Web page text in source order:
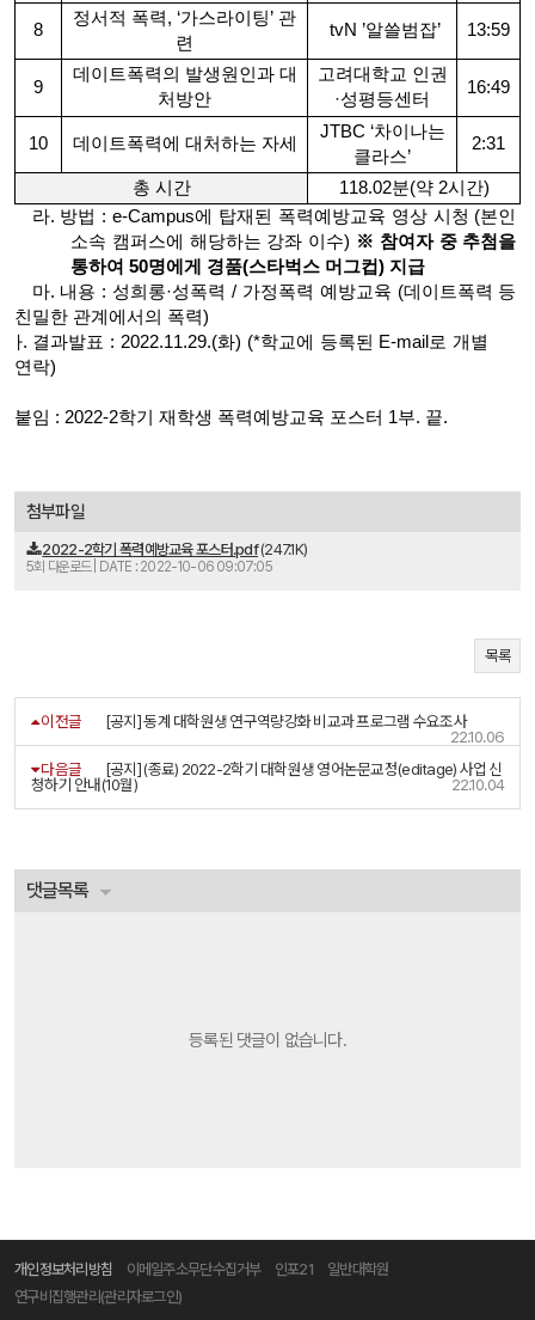
8
정서적 폭력, ‘가스라이팅’ 관
련
tvN ’알쓸범잡’ 13:59
9
데이트폭력의 발생원인과 대
처방안
고려대학교 인권
·성평등센터
16:49
10 데이트폭력에 대처하는 자세
JTBC ‘차이나는
클라스’
2:31
총 시간
118.02분(약 2시간)
라. 방법 : e-Campus에 탑재된 폭력예방교육 영상 시청 (본인
소속 캠퍼스에 해당하는 강좌 이수) ※ 참여자 중 추첨을
통하여 50명에게 경품(스타벅스 머그컵) 지급
마. 내용 : 성희롱·성폭력 / 가정폭력 예방교육 (데이트폭력 등
친밀한 관계에서의 폭력)
바. 결과발표 : 2022.11.29.(화) (*학교에 등록된 E-mail로 개별
연락)
붙임 : 2022-2학기 재학생 폭력예방교육 포스터 1부. 끝.
첨부파일
2022-2학기 폭력예방교육 포스터.pdf(247.1K)
5회 다운로드 | DATE : 2022-10-06 09:07:05
목록
이전글
[공지] 동계 대학원생 연구역량강화 비교과 프로그램 수요조사
22.10.06
다음글
[공지] (종료) 2022-2학기 대학원생 영어논문교정(editage) 사업 신
청하기 안내(10월)
22.10.04
댓글목록
등록된 댓글이 없습니다.
개인정보처리방침 이메일주소무단수집거부 인포21
일반대학원
연구비집행관리(관리자로그인)